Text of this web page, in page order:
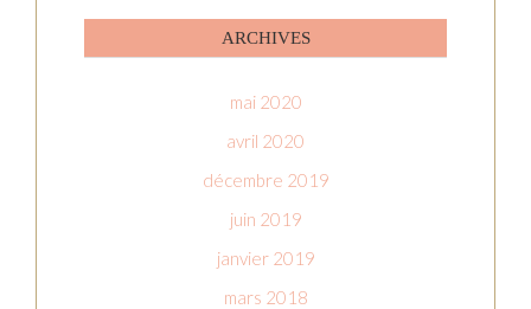
ARCHIVES
mai 2020
avril 2020
décembre 2019
juin 2019
janvier 2019
mars 2018